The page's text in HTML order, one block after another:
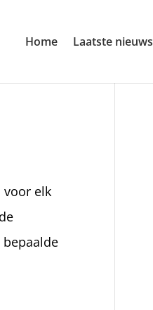
Home Laatste nieuws
voor elk